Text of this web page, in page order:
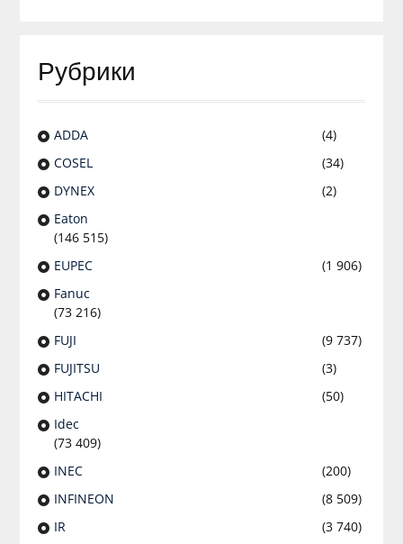
Рубрики
ADDA
(4)
COSEL
(34)
DYNEX
(2)
Eaton
(146 515)
EUPEC
(1 906)
Fanuc
(73 216)
FUJI
(9 737)
FUJITSU
(3)
HITACHI
(50)
Idec
(73 409)
INEC
(200)
INFINEON
(8 509)
IR
(3 740)